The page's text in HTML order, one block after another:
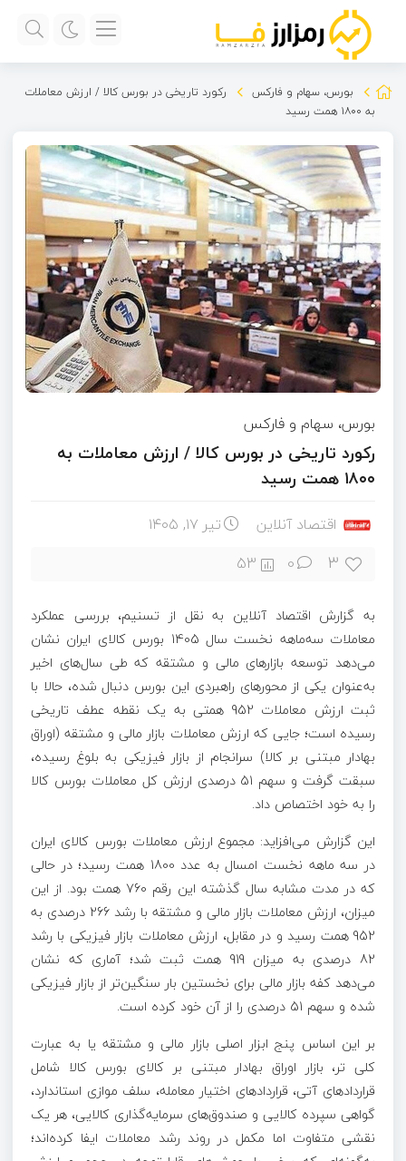
بورس، سهام و فارکس
رکورد تاریخی در بورس کالا / ارزش معاملات
به ۱۸۰۰ همت رسید
بورس، سهام و فارکس
رکورد تاریخی در بورس کالا / ارزش معاملات به
۱۸۰۰ همت رسید
اقتصاد آنلاین تیر ۱۷, ۱۴۰۵
3
0
53
به گزارش اقتصاد آنلاین به نقل از تسنیم، بررسی عملکرد
معاملات سه‌ماهه نخست سال 1405 بورس کالای ایران نشان
می‌دهد توسعه بازارهای مالی و مشتقه که طی سال‌های اخیر
به‌عنوان یکی از محورهای راهبردی این بورس دنبال شده، حالا با
ثبت ارزش معاملات 952 همتی به یک نقطه عطف تاریخی
رسیده است؛ جایی که ارزش معاملات بازار مالی و مشتقه (اوراق
بهادار مبتنی بر کالا) سرانجام از بازار فیزیکی به بلوغ رسیده،
سبقت گرفت و سهم 51 درصدی ارزش کل معاملات بورس کالا
را به خود اختصاص داد.
این گزارش می‌افزاید: مجموع ارزش معاملات بورس کالای ایران
در سه ماهه نخست امسال به عدد 1800 همت رسید؛ در حالی
که در مدت مشابه سال گذشته این رقم 760 همت بود. از این
میزان، ارزش معاملات بازار مالی و مشتقه با رشد 266 درصدی به
952 همت رسید و در مقابل، ارزش معاملات بازار فیزیکی با رشد
82 درصدی به میزان 919 همت ثبت شد؛ آماری که نشان
می‌دهد کفه بازار مالی برای نخستین بار سنگین‌تر از بازار فیزیکی
شده و سهم 51 درصدی را از آن خود کرده است.
بر این اساس پنج ابزار اصلی بازار مالی و مشتقه یا به عبارت
کلی تر، بازار اوراق بهادار مبتنی بر کالای بورس کالا شامل
قراردادهای آتی، قراردادهای اختیار معامله، سلف موازی استاندارد،
گواهی سپرده کالایی و صندوق‌های سرمایه‌گذاری کالایی، هر یک
نقشی متفاوت اما مکمل در روند رشد معاملات ایفا کرده‌اند؛